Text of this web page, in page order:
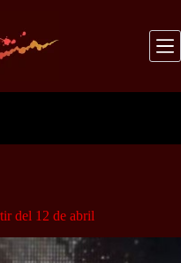
del 12 de abril